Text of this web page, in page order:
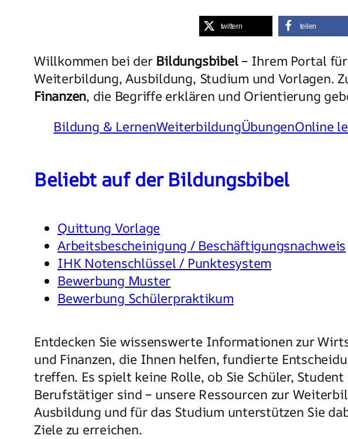
twittern teilen
Willkommen bei der Bildungsbibel– Ihrem Portal für
Weiterbildung, Ausbildung, Studium und Vorlagen.
Finanzen, die Begriffe erklären und Orientierung
Bildung & LernenWeiterbildungÜbungenOnline
Beliebt auf der Bildungsbibel
Quittung Vorlage
Arbeitsbescheinigung / Beschäftigungsnachweis
IHK Notenschlüssel / Punktesystem
Bewerbung Muster
Bewerbung Schülerpraktikum
Entdecken Sie wissenswerte Informationen zur
und Finanzen, die Ihnen helfen, fundierte
treffen. Es spielt keine Rolle, ob Sie Schüler, Student
Berufstätiger sind – unsere Ressourcen zur
Ausbildung und für das Studium unterstützen Sie
Ziele zu erreichen.